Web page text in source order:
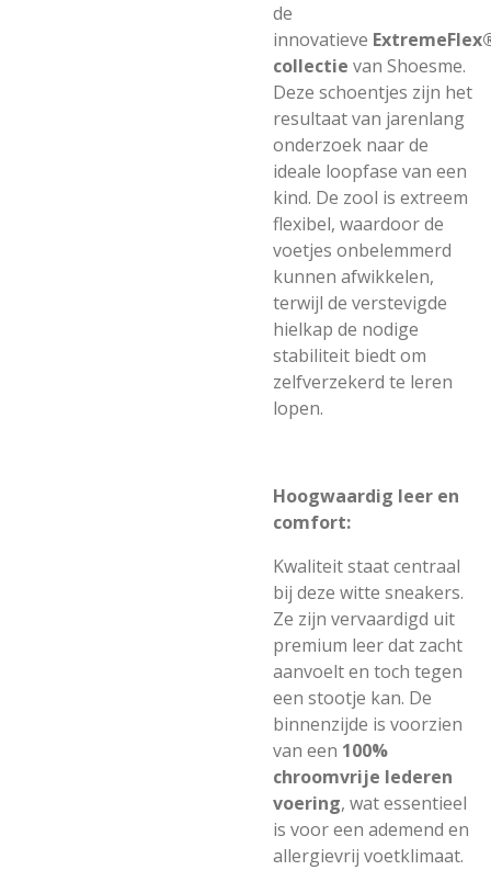
de
innovatieve
collectie van Shoesme.
Deze schoentjes zijn het
resultaat van jarenlang
onderzoek naar de
ideale loopfase van een
kind. De zool is extreem
flexibel, waardoor de
voetjes onbelemmerd
kunnen afwikkelen,
terwijl de verstevigde
hielkap de nodige
stabiliteit biedt om
zelfverzekerd te leren
lopen.
Hoogwaardig leer en
comfort:
Kwaliteit staat centraal
bij deze witte sneakers.
Ze zijn vervaardigd uit
premium leer dat zacht
aanvoelt en toch tegen
een stootje kan. De
binnenzijde is voorzien
van een 100%
chroomvrije lederen
voering, wat essentieel
is voor een ademend en
allergievrij voetklimaat.